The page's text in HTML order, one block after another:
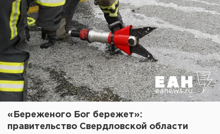
«Береженого Бог бережет»:
правительство Свердловской области